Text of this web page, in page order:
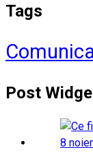
Tags
Post